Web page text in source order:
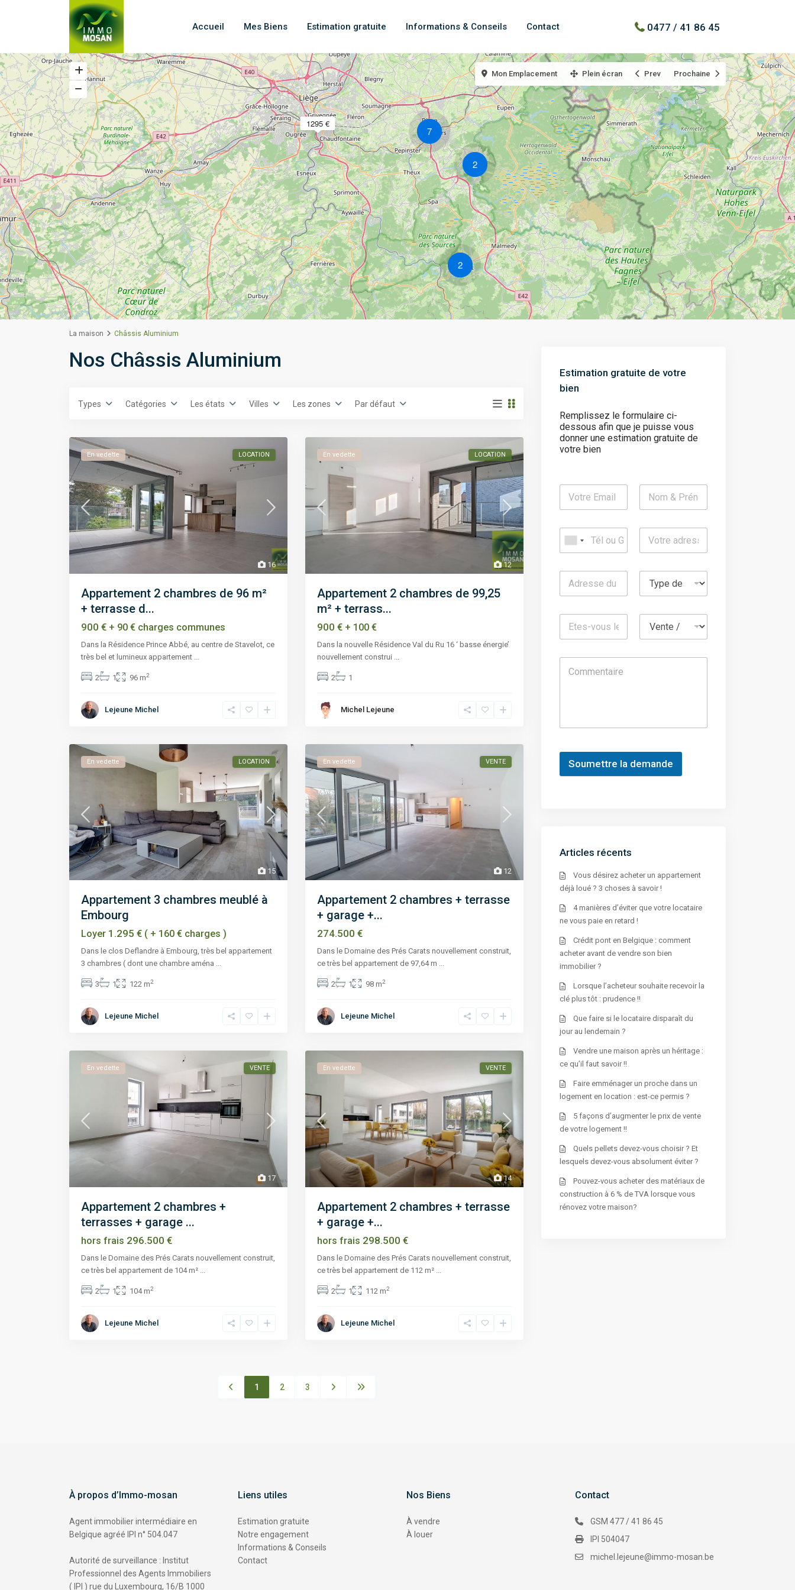
Accueil Mes Biens Estimation gratuite Informations & Conseils Contact 0477 / 41 86 45
2
2
7
1295 €
Mon Emplacement Plein écran Prev Prochaine
La maison Châssis Aluminium
Nos Châssis Aluminium
Types Catégories Les états Villes Les zones Par défaut
16
En vedette LOCATION
Appartement 2 chambres de 96 m²
+ terrasse d...
900 € + 90 € charges communes
Dans la Résidence Prince Abbé, au centre de Stavelot, ce
très bel et lumineux appartement
2 1 96 m2
Lejeune Michel
12
En vedette LOCATION
Appartement 2 chambres de 99,25
m² + terrass...
900 € + 100 €
Dans la nouvelle Résidence Val du Ru 16 ‘ basse énergie’
nouvellement construi
2 1
Michel Lejeune
15
En vedette LOCATION
Appartement 3 chambres meublé à
Embourg
Loyer 1.295 € ( + 160 € charges )
Dans le clos Deflandre à Embourg, très bel appartement
3 chambres ( dont une chambre aména ...
3 1 122 m2
Lejeune Michel
12
En vedette VENTE
Appartement 2 chambres + terrasse
+ garage +...
274.500 €
Dans le Domaine des Prés Carats nouvellement construit,
ce très bel appartement de 97,64 m ...
2 1 98 m2
Lejeune Michel
17
En vedette VENTE
Appartement 2 chambres +
terrasses + garage ...
hors frais 296.500 €
Dans le Domaine des Prés Carats nouvellement construit,
ce très bel appartement de 104 m²
2 1 104 m2
Lejeune Michel
14
En vedette VENTE
Appartement 2 chambres + terrasse
+ garage +...
hors frais 298.500 €
Dans le Domaine des Prés Carats nouvellement construit,
ce très bel appartement de 112 m²
2 1 112 m2
Lejeune Michel
1 2 3
Estimation gratuite de votre
bien
Remplissez le formulaire ci-
dessous afin que je puisse vous
donner une estimation gratuite de
votre bien
Soumettre la demande
v
:
Articles récents
Vous désirez acheter un appartement
déjà loué ? 3 choses à savoir !
4 manières d’éviter que votre locataire
ne vous paie en retard !
Crédit pont en Belgique : comment
acheter avant de vendre son bien
immobilier ?
Lorsque l’acheteur souhaite recevoir la
clé plus tôt : prudence !!
Que faire si le locataire disparaît du
jour au lendemain ?
Vendre une maison après un héritage :
ce qu’il faut savoir !!
Faire emménager un proche dans un
logement en location : est-ce permis ?
5 façons d’augmenter le prix de vente
de votre logement !!
Quels pellets devez-vous choisir ? Et
lesquels devez-vous absolument éviter ?
Pouvez-vous acheter des matériaux de
construction à 6 % de TVA lorsque vous
rénovez votre maison?
À propos d’Immo-mosan
Agent immobilier intermédiaire en
Belgique agréé IPI n° 504.047
Autorité de surveillance : Institut
Professionnel des Agents Immobiliers
( IPI ) rue du Luxembourg, 16/B 1000
Liens utiles
Estimation gratuite
Notre engagement
Informations & Conseils
Contact
Nos Biens
À vendre
À louer
Contact
GSM 477 / 41 86 45
IPI 504047
michel.lejeune@immo-mosan.be